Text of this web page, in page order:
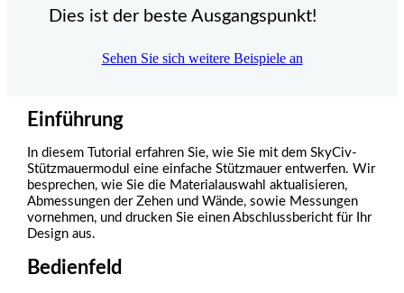
Dies ist der beste Ausgangspunkt!
Sehen Sie sich weitere Beispiele an
Einführung
In diesem Tutorial erfahren Sie, wie Sie mit dem SkyCiv-
Stützmauermodul eine einfache Stützmauer entwerfen. Wir
besprechen, wie Sie die Materialauswahl aktualisieren,
Abmessungen der Zehen und Wände, sowie Messungen
vornehmen, und drucken Sie einen Abschlussbericht für Ihr
Design aus.
Bedienfeld